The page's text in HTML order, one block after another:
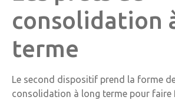
consolidation
terme
Le second dispositif prend la forme
consolidation à long terme pour faire